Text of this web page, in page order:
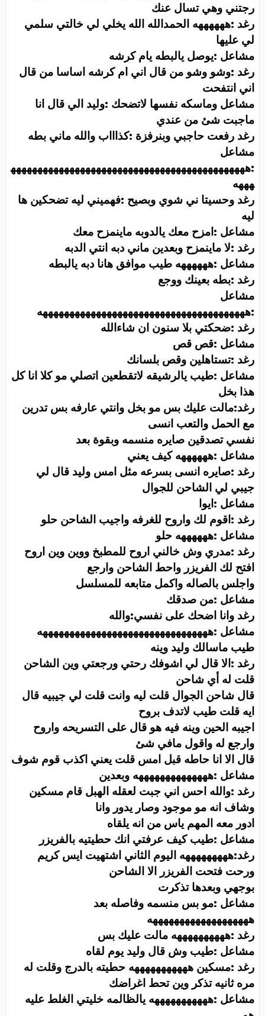
رجتني وهي تسال عنك
رغد :ههههههه الحمدالله الله يخلي لي خالتي سلمي
لي عليها
مشاعل :يوصل يالبطه يام كرشه
رغد :وشو وشو من قال اني ام كرشه اساسا من قال
اني انتفحت
مشاعل وماسكه نفسها لاتضحك :وليد الي قال انا
ماجبت شئ من عندي
رغد رفعت حاجبي وبنرفزة :كذاااب والله ماني بطه
مشاعل
:ههههههههههههههههههههههههههههههههههههههههههههه
هههه
رغد وحسيتا ني شوي وبصيح :فهميني ليه تضحكين ها
ليه
مشاعل :امزح معك يالدوبه ماينمزح معك
رغد :لا ماينمزح وبعدين ماني دبه انتي الدبه
مشاعل :ههههههه طيب موافق هانا دبه يالبطه
رغد :بطه بعينك ووجع
مشاعل
:هههههههههههههههههههههههههههههههههههههههه
رغد :ضحكتي بلا سنون ان شاءالله
مشاعل :قص قص
رغد :تستاهلين وقص بلسانك
مشاعل :طيب يالرشيقه لاتقطعين اتصلي مو كلا انا كل
هذا بخل
رغد:مالت عليك بس مو بخل وانتي عارفه بس تدرين
مع الحمل والتعب انسى
نفسي تصدقين صايره منسمه وبقوة بعد
مشاعل :ههههههه كيف يعني
رغد :صايره انسى بسرعه مثل امس وليد قال لي
جيبي لي الشاحن للجوال
مشاعل :ايوا
رغد :اقوم لك واروح للغرفه واجيب الشاحن حلو
مشاعل :ههههههه حلو
رغد :مدري وش خالني اروح للمطبخ ووين وين اروح
افتح لك الفريزر واحط الشاحن وارجع
واجلس بالصاله واكمل متابعه للمسلسل
مشاعل :من صدقك
رغد وانا اضحك على نفسي:والله
مشاعل :ههههههههههههههههههههههههههههههههه
طيب ماسالك وليد وينه
رغد :الا قال لي اشوفك رحتي ورجعتي وين الشاحن
قلت له أي شاحن
قال شاحن الجوال قلت ليه وانت قلت لي جيبيه قال
ايه قلت طيب لاتدف بروح
اجيبه الحين وينه فيه هو قال على التسريحه واروح
وارجع له واقول مافي شئ
قال الا انا حاطه قبل امس قلت يعني اكذب قوم شوف
مشاعل :ههههههههههههههه وبعدين
رغد :والله احس اني جبت لعقله الهبل قام مسكين
وشاف انه مو موجود وصار يدور وانا
ادور معه المهم ياس من انه يلقاه
مشاعل :طيب كيف عرفتي انك حطيتيه بالفريزر
رغد:هههههههههه اليوم الثاني اشتهيت ايس كريم
ورحت فتحت الفريزر الا الشاحن
بوجهي وبعدها تذكرت
مشاعل :مو بس منسمه وفاصله بعد
هههههههههههههههههههه
رغد :ههههههههههه مالت عليك بس
مشاعل :طيب وش قال وليد يوم لقاه
رغد :مسكين هههههههههههه حطيته بالدرج وقلت له
مره ثانيه تذكر وين تحط اغراضك
مشاعل :هههههههههههه يالظالمه خليتي الغلط عليه